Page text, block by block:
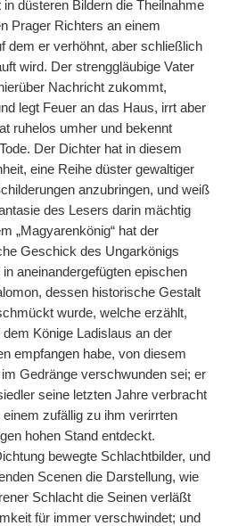
düsteren Bildern die Theilnahme
Prager Richters an einem
dem er verhöhnt, aber schließlich
wird. Der strenggläubige Vater
Nachricht zukommt,
legt Feuer an das Haus, irrt aber
ruhelos umher und bekennt
Der Dichter hat in diesem
eine Reihe düster gewaltiger
anzubringen, und weiß
des Lesers darin mächtig
„Magyarenkönig“ hat der
Geschick des Ungarkönigs
aneinandergefügten epischen
dessen historische Gestalt
wurde, welche erzählt,
Könige Ladislaus an der
empfangen habe, von diesem
Gedränge verschwunden sei; er
seine letzten Jahre verbracht
einem zufällig zu ihm verirrten
hohen Stand entdeckt.
bewegte Schlachtbilder, und
Scenen die Darstellung, wie
Schlacht die Seinen verläßt
für immer verschwindet; und